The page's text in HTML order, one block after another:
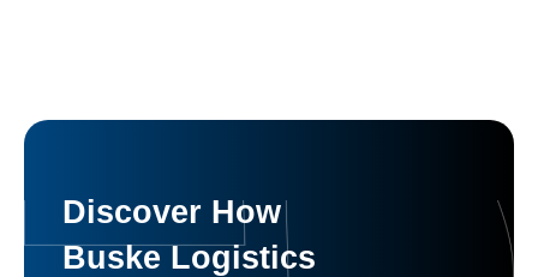
Discover How
Buske Logistics